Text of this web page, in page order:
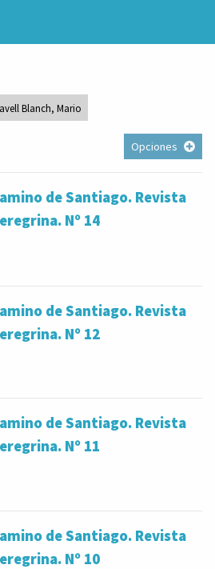
Blanch, Mario
Opciones
de Santiago. Revista
Nº 14
de Santiago. Revista
Nº 12
de Santiago. Revista
Nº 11
de Santiago. Revista
Nº 10